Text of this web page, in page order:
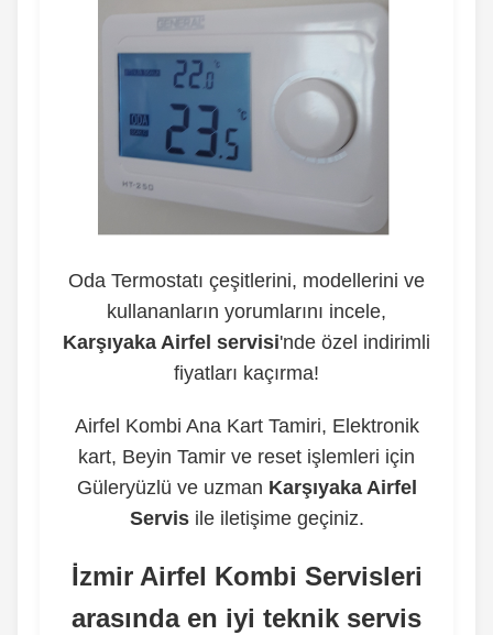
Oda Termostatı çeşitlerini, modellerini ve
kullananların yorumlarını incele,
Karşıyaka Airfel servisi'nde özel indirimli
fiyatları kaçırma!
Airfel Kombi Ana Kart Tamiri, Elektronik
kart, Beyin Tamir ve reset işlemleri için
Güleryüzlü ve uzman Karşıyaka Airfel
Servisile iletişime geçiniz.
İzmir Airfel Kombi Servisleri
arasında en iyi teknik servis